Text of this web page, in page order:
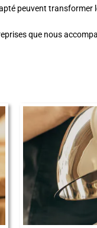
peuvent transformer
que nous